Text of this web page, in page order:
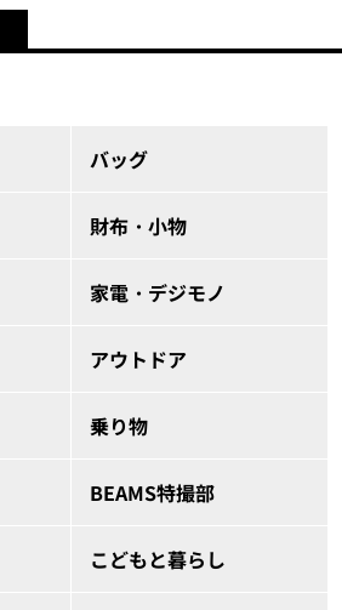
バッグ
財布・小物
家電・デジモノ
アウトドア
乗り物
BEAMS特撮部
こどもと暮らし